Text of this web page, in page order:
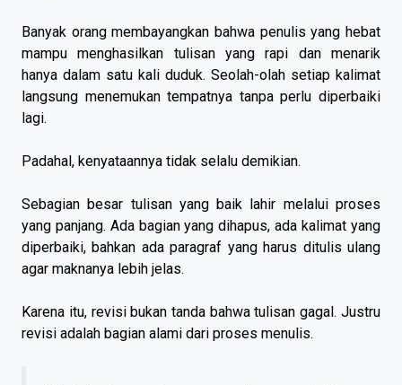
Banyak orang membayangkan bahwa penulis yang hebat
mampu menghasilkan tulisan yang rapi dan menarik
hanya dalam satu kali duduk. Seolah-olah setiap kalimat
langsung menemukan tempatnya tanpa perlu diperbaiki
lagi.
Padahal, kenyataannya tidak selalu demikian.
Sebagian besar tulisan yang baik lahir melalui proses
yang panjang. Ada bagian yang dihapus, ada kalimat yang
diperbaiki, bahkan ada paragraf yang harus ditulis ulang
agar maknanya lebih jelas.
Karena itu, revisi bukan tanda bahwa tulisan gagal. Justru
revisi adalah bagian alami dari proses menulis.